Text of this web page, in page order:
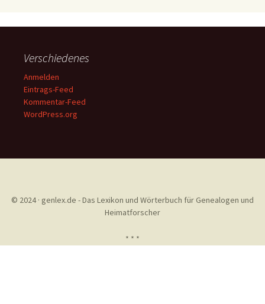
Verschiedenes
Anmelden
Eintrags-Feed
Kommentar-Feed
WordPress.org
© 2024 · genlex.de - Das Lexikon und Wörterbuch für Genealogen und
Heimatforscher
* * *